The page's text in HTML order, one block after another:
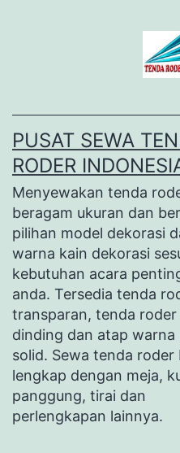
PUSAT SEWA
RODER
Menyewakan tenda
beragam ukuran dan
pilihan model dekorasi
warna kain dekorasi
kebutuhan acara
anda. Tersedia tenda
transparan, tenda roder
dinding dan atap warna
solid. Sewa tenda roder
lengkap dengan meja,
panggung, tirai dan
perlengkapan lainnya.